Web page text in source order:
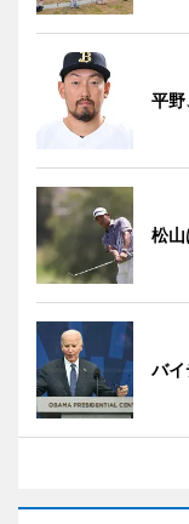
平
松
バ